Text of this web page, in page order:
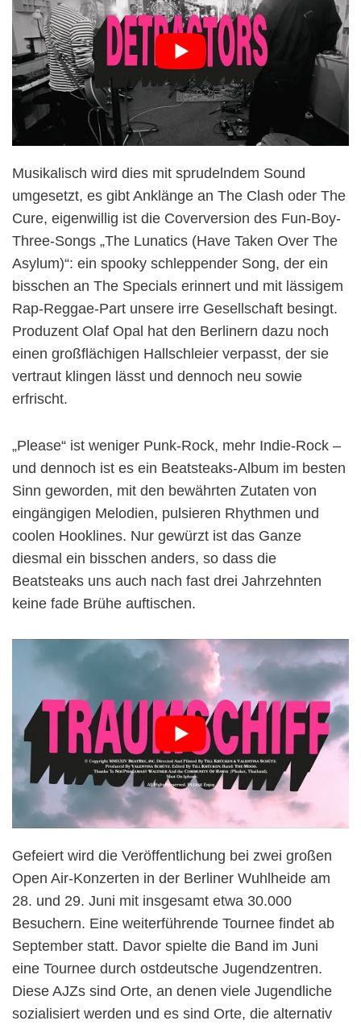
Musikalisch wird dies mit sprudelndem Sound
umgesetzt, es gibt Anklänge an The Clash oder The
Cure, eigenwillig ist die Coverversion des Fun-Boy-
Three-Songs „The Lunatics (Have Taken Over The
Asylum)“: ein spooky schleppender Song, der ein
bisschen an The Specials erinnert und mit lässigem
Rap-Reggae-Part unsere irre Gesellschaft besingt.
Produzent Olaf Opal hat den Berlinern dazu noch
einen großflächigen Hallschleier verpasst, der sie
vertraut klingen lässt und dennoch neu sowie
erfrischt.
„Please“ ist weniger Punk-Rock, mehr Indie-Rock –
und dennoch ist es ein Beatsteaks-Album im besten
Sinn geworden, mit den bewährten Zutaten von
eingängigen Melodien, pulsieren Rhythmen und
coolen Hooklines. Nur gewürzt ist das Ganze
diesmal ein bisschen anders, so dass die
Beatsteaks uns auch nach fast drei Jahrzehnten
keine fade Brühe auftischen.
Gefeiert wird die Veröffentlichung bei zwei großen
Open Air-Konzerten in der Berliner Wuhlheide am
28. und 29. Juni mit insgesamt etwa 30.000
Besuchern. Eine weiterführende Tournee findet ab
September statt. Davor spielte die Band im Juni
eine Tournee durch ostdeutsche Jugendzentren.
Diese AJZs sind Orte, an denen viele Jugendliche
sozialisiert werden und es sind Orte, die alternativ